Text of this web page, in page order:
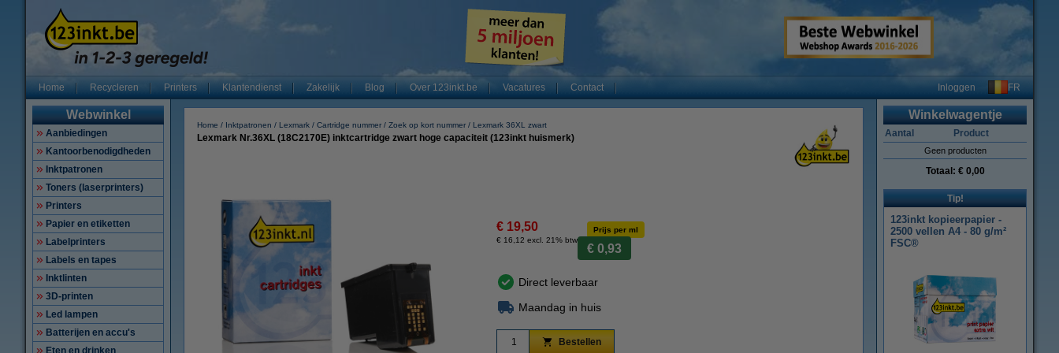
Home Recycleren Printers Klantendienst Zakelijk Blog Over 123inkt.be Vacatures Contact Inloggen FR
Webwinkel
Aanbiedingen
Kantoorbenodigdheden
Inktpatronen
Toners (laserprinters)
Printers
Papier en etiketten
Labelprinters
Labels en tapes
Inktlinten
3D-printen
Led lampen
Batterijen en accu's
Eten en drinken
Home Inktpatronen Lexmark Cartridge nummer Zoek op kort nummer Lexmark 36XL zwart
Lexmark Nr.36XL (18C2170E) inktcartridge zwart hoge capaciteit (123inkt huismerk)
€ 19,50
€ 16,12 excl. 21% btw
Prijs per ml
€ 0,93
Direct leverbaar
Maandag in huis
Bestellen
Winkelwagentje
Aantal Product
Geen producten
Totaal: € 0,00
Tip!
123inkt kopieerpapier -
2500 vellen A4 - 80 g/m²
FSC®